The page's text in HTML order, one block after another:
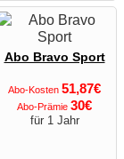
Abo Bravo Sport
Abo-Kosten 51,87€
Abo-Prämie 30€
für 1 Jahr